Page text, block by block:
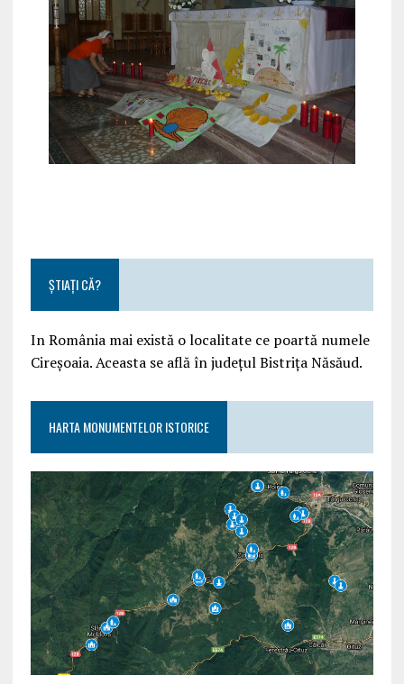
ȘTIAȚI CĂ?
In România mai există o localitate ce poartă numele
Cireșoaia. Aceasta se află în județul Bistrița Năsăud.
HARTA MONUMENTELOR ISTORICE